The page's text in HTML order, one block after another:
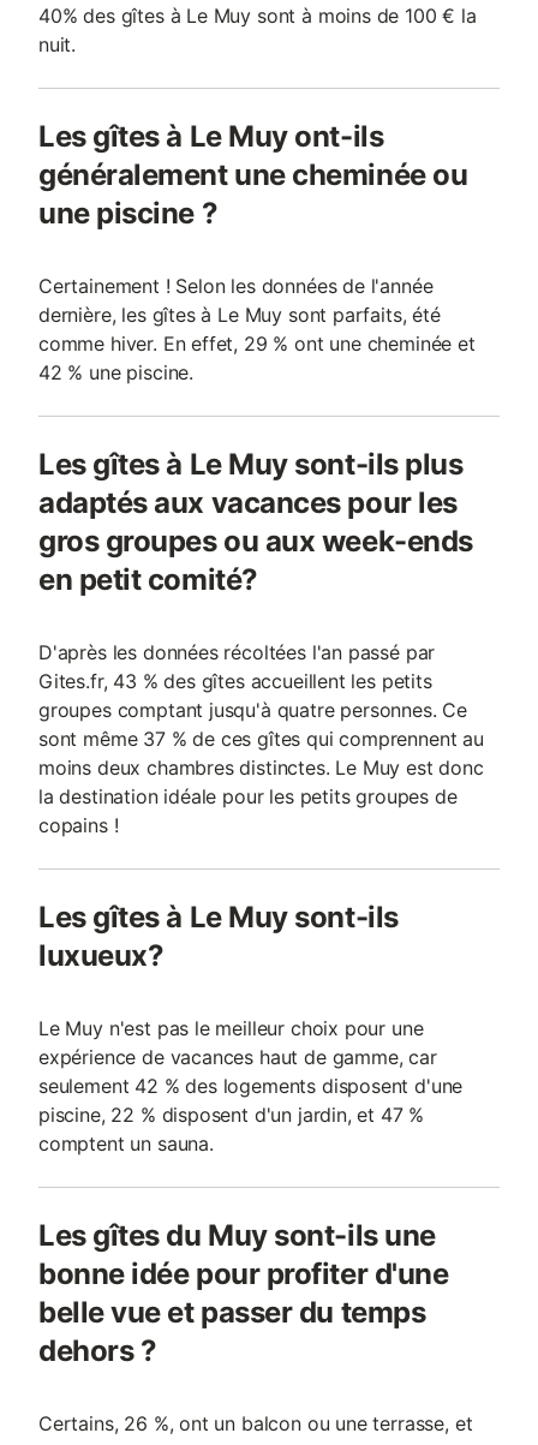
40% des gîtes à Le Muy sont à moins de 100 € la
nuit.
Les gîtes à Le Muy ont-ils
généralement une cheminée ou
une piscine ?
Certainement ! Selon les données de l'année
dernière, les gîtes à Le Muy sont parfaits, été
comme hiver. En effet, 29 % ont une cheminée et
42 % une piscine.
Les gîtes à Le Muy sont-ils plus
adaptés aux vacances pour les
gros groupes ou aux week-ends
en petit comité?
D'après les données récoltées l'an passé par
Gites.fr, 43 % des gîtes accueillent les petits
groupes comptant jusqu'à quatre personnes. Ce
sont même 37 % de ces gîtes qui comprennent au
moins deux chambres distinctes. Le Muy est donc
la destination idéale pour les petits groupes de
copains !
Les gîtes à Le Muy sont-ils
luxueux?
Le Muy n'est pas le meilleur choix pour une
expérience de vacances haut de gamme, car
seulement 42 % des logements disposent d'une
piscine, 22 % disposent d'un jardin, et 47 %
comptent un sauna.
Les gîtes du Muy sont-ils une
bonne idée pour profiter d'une
belle vue et passer du temps
dehors ?
Certains, 26 %, ont un balcon ou une terrasse, et